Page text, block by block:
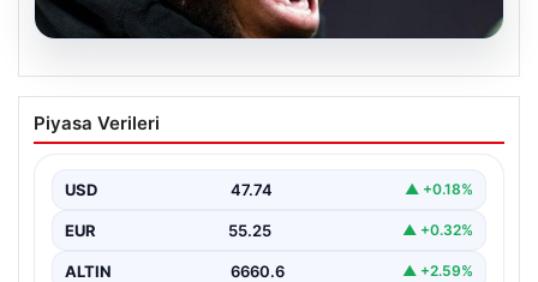
İşte Jhon Duran’ın Benfica formasıyla
ilk golü
Piyasa Verileri
USD 47.74 ▲ +0.18%
EUR 55.25 ▲ +0.32%
ALTIN 6660.6 ▲ +2.59%